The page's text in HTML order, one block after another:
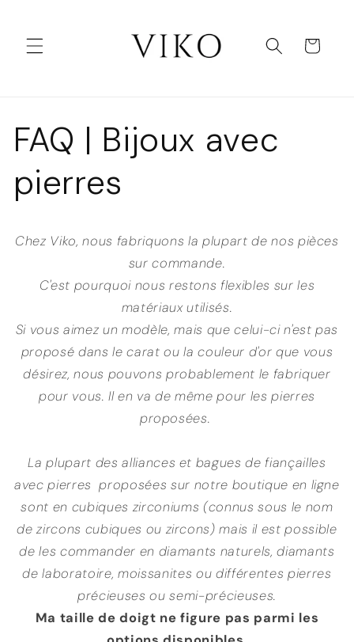
au
contenu
Panier
FAQ | Bijoux avec
pierres
Chez Viko, nous fabriquons la plupart de nos pièces
sur commande.
C'est pourquoi nous restons flexibles sur les
matériaux utilisés.
Si vous aimez un modèle, mais que celui-ci n'est pas
proposé dans le carat ou la couleur d'or que vous
désirez, nous pouvons probablement le fabriquer
pour vous. Il en va de même pour les pierres
proposées.
La plupart des alliances et bagues de fiançailles
avec pierres proposées sur notre boutique en ligne
sont en cubiques zirconiums (connus sous le nom
de zircons cubiques ou zircons) mais il est possible
de les commander en diamants naturels, diamants
de laboratoire, moissanites ou différentes pierres
précieuses ou semi-précieuses.
Ma taille de doigt ne figure pas parmi les